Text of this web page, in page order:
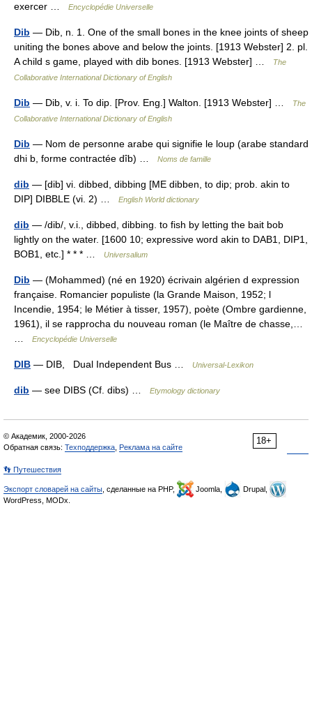
exercer …
Encyclopédie Universelle
Dib — Dib, n. 1. One of the small bones in the knee joints of sheep
uniting the bones above and below the joints. [1913 Webster] 2. pl.
A child s game, played with dib bones. [1913 Webster] …
The
Collaborative International Dictionary of English
Dib — Dib, v. i. To dip. [Prov. Eng.] Walton. [1913 Webster] …
The
Collaborative International Dictionary of English
Dib — Nom de personne arabe qui signifie le loup (arabe standard
dhi b, forme contractée dîb) …
Noms de famille
dib — [dib] vi. dibbed, dibbing [ME dibben, to dip; prob. akin to
DIP] DIBBLE (vi. 2) …
English World dictionary
dib — /dib/, v.i., dibbed, dibbing. to fish by letting the bait bob
lightly on the water. [1600 10; expressive word akin to DAB1, DIP1,
BOB1, etc.] * * * …
Universalium
Dib — (Mohammed) (né en 1920) écrivain algérien d expression
française. Romancier populiste (la Grande Maison, 1952; l
Incendie, 1954; le Métier à tisser, 1957), poète (Ombre gardienne,
1961), il se rapprocha du nouveau roman (le Maître de chasse,…
Encyclopédie Universelle
DIB — DIB, Dual Independent Bus … Universal-Lexikon
dib — see DIBS (Cf. dibs) … Etymology dictionary
18+
© Академик, 2000-2026
Обратная связь: Техподдержка Реклама на сайте
👣 Путешествия
Экспорт словарей на сайты , сделанные на PHP, Joomla,
Drupal,
WordPress, MODx.